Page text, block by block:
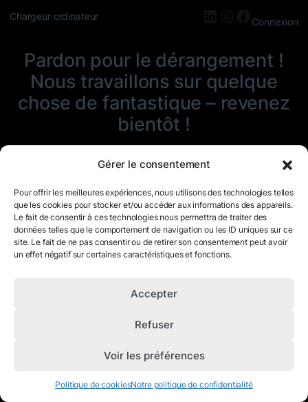
Gérer le consentement
Pour offrir les meilleures expériences, nous utilisons des technologies telles
que les cookies pour stocker et/ou accéder aux informations des appareils.
Le fait de consentir à ces technologies nous permettra de traiter des
données telles que le comportement de navigation ou les ID uniques sur ce
site. Le fait de ne pas consentir ou de retirer son consentement peut avoir
un effet négatif sur certaines caractéristiques et fonctions.
Accepter
Refuser
Voir les préférences
Politique de cookiesNotre politique de confidentialité
Chargeur ordinateur LinkedIn
Instagram
Connexion
Pardon pour le dérangement !
Nous travaillons sur quelque
chose de fantastique – revenez
bientôt !